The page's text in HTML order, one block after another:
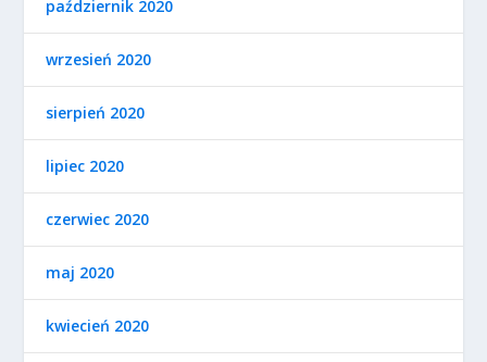
październik 2020
wrzesień 2020
sierpień 2020
lipiec 2020
czerwiec 2020
maj 2020
kwiecień 2020